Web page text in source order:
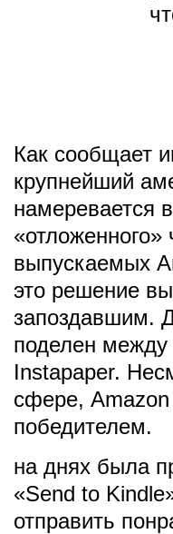
Как сообщает
крупнейший
намеревается
выпускаемых
это решение
запоздавшим.
поделен между
Instapaper.
сфере, Amazon
победителем.
на днях была
«Send to
отправить